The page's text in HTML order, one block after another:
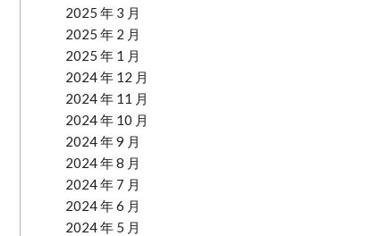
2025 年 3 月
2025 年 2 月
2025 年 1 月
2024 年 12 月
2024 年 11 月
2024 年 10 月
2024 年 9 月
2024 年 8 月
2024 年 7 月
2024 年 6 月
2024 年 5 月